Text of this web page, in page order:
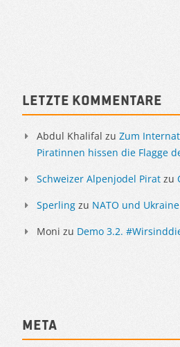
Sidebar
Letzte Kommentare
Abdul Khalifal zu Zum
Piratinnen hissen die Flagge
Schweizer Alpenjodel Pirat zu
Sperling zu NATO und Ukraine
Moni zu Demo 3.2.
Meta